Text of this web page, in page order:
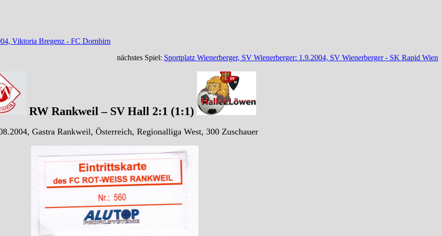
Viktoria Bregenz - FC Dornbirn
nächstes Spiel: Sportplatz Wienerberger, SV Wienerberger: 1.9.2004, SV Wienerberger - SK Rapid Wien
RW Rankweil – SV Hall 2:1 (1:1)
Gastra Rankweil, Österreich, Regionalliga West, 300 Zuschauer